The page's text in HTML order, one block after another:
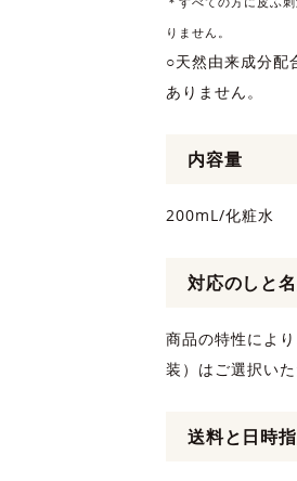
りません。
○天然由来成分配
ありません。
内容量
200mL/化粧水
対応のしと
商品の特性によ
装）はご選択いた
送料と日時